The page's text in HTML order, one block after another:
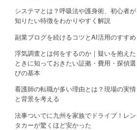
システマとは？呼吸法や護身術、初心者が
知りたい特徴をわかりやすく解説
副業ブログを続けるコツとAI活用のすすめ
浮気調査とは何をするのか｜疑いを抱えた
ときに知っておきたい証拠・費用・探偵選
びの基本
看護師の転職が多い理由とは？現場の実情
と背景を考える
法事ついでに九州を家族でドライブ！レン
タカーが驚くほど安かった